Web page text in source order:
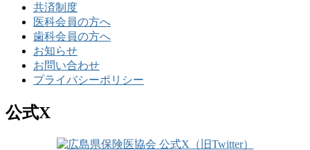
共済制度
医科会員の方へ
歯科会員の方へ
お知らせ
お問い合わせ
プライバシーポリシー
公式X